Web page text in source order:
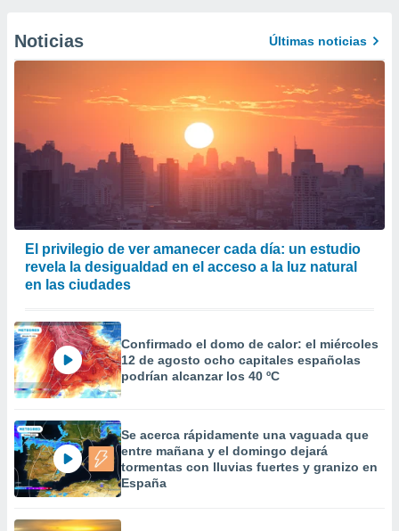
Noticias Últimas noticias
El privilegio de ver amanecer cada día: un estudio
revela la desigualdad en el acceso a la luz natural
en las ciudades
Confirmado el domo de calor: el miércoles
12 de agosto ocho capitales españolas
podrían alcanzar los 40 ºC
Se acerca rápidamente una vaguada que
entre mañana y el domingo dejará
tormentas con lluvias fuertes y granizo en
España